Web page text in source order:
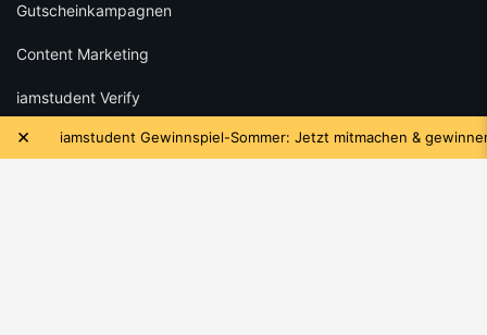
× iamstudent Gewinnspiel-Sommer: Jetzt mitmachen & gewinnen!
Gutscheinkampagnen
Content Marketing
iamstudent Verify